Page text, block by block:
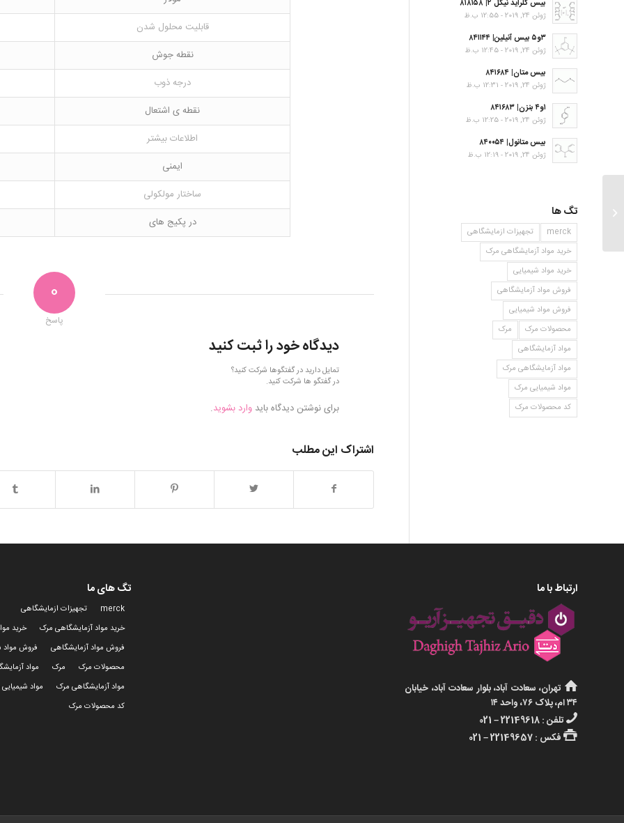
قابلیت محلول شدن
نقطه جوش
درجه ذوب
نقطه ی اشتعال
اطلاعات بیشتر
ایمنی
ساختار مولکولی
در پکیج های
0
پاسخ
دیدگاه خود را ثبت کنید
تمایل دارید در گفتگوها شرکت کنید؟
در گفتگو ها شرکت کنید.
برای نوشتن دیدگاه باید وارد بشوید.
اشتراک این مطلب
بیس کلراید نیکل ۲| ۸۱۸۱۵۸
ژوئن 24, 2019 - 12:55 ب.ظ
۳و۵ بیس آنیلین| ۸۴۱۱۴۴
ژوئن 24, 2019 - 12:45 ب.ظ
بیس متان| ۸۴۱۶۸۴
ژوئن 24, 2019 - 12:31 ب.ظ
۱و۴ بنزن| ۸۴۱۶۸۳
ژوئن 24, 2019 - 12:25 ب.ظ
بیس متانول| ۸۴۰۰۵۴
ژوئن 24, 2019 - 12:19 ب.ظ
تگ ها
merck
تجهیزات ازمایشگاهی
خرید مواد آزمایشگاهی مرک
خرید مواد شیمیایی
فروش مواد آزمایشگاهی
فروش مواد شیمیایی
محصولات مرک
مرک
مواد آزمایشگاهی
مواد آزمایشگاهی مرک
مواد شیمیایی مرک
کد محصولات مرک
ارتباط با ما
تهران، سعادت آباد، بلوار سعادت آباد، خیابان
۳۴ ام، پلاک ۷۶، واحد ۱۴
تلفن : 22149618 – 021
فکس : 22149657 – 021
تگ های ما
merck
تجهیزات ازمایشگاهی
خرید مواد آزمایشگاهی مرک
خرید
فروش مواد آزمایشگاهی
فروش مواد
محصولات مرک
مرک
مواد
مواد آزمایشگاهی مرک
مواد
کد محصولات مرک